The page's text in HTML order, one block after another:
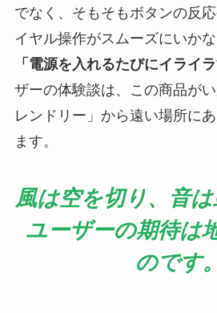
でなく、そもそもボタンの反
イヤル操作がスムーズにいかな
「電源を入れるたびにイライラ
ザーの体験談は、この商品が
レンドリー」から遠い場所に
ます。
風は空を切り、音は
ユーザーの期待は
のです。